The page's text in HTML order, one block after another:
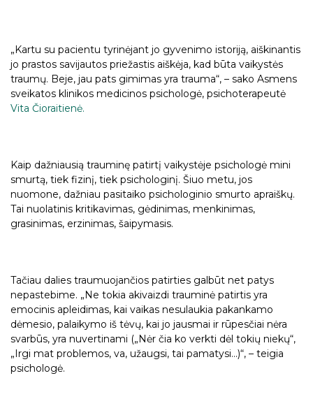
„Kartu su pacientu tyrinėjant jo gyvenimo istoriją, aiškinantis
jo prastos savijautos priežastis aiškėja, kad būta vaikystės
traumų. Beje, jau pats gimimas yra trauma“, – sako Asmens
sveikatos klinikos medicinos psichologė, psichoterapeutė
Vita Čioraitienė.
Kaip dažniausią trauminę patirtį vaikystėje psichologė mini
smurtą, tiek fizinį, tiek psichologinį. Šiuo metu, jos
nuomone, dažniau pasitaiko psichologinio smurto apraiškų.
Tai nuolatinis kritikavimas, gėdinimas, menkinimas,
grasinimas, erzinimas, šaipymasis.
Tačiau dalies traumuojančios patirties galbūt net patys
nepastebime. „Ne tokia akivaizdi trauminė patirtis yra
emocinis apleidimas, kai vaikas nesulaukia pakankamo
dėmesio, palaikymo iš tėvų, kai jo jausmai ir rūpesčiai nėra
svarbūs, yra nuvertinami („Nėr čia ko verkti dėl tokių niekų“,
„Irgi mat problemos, va, užaugsi, tai pamatysi...)“, – teigia
psichologė.